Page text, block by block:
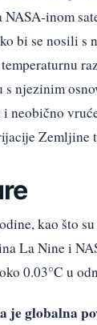
inom
bi se nosili s
njezinim
neobično
Zemljine
kao što
La Nine i
0.03°C u
je globalna